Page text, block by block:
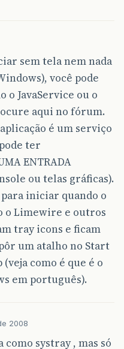
sem tela nem nada
você pode
o JavaService ou o
aqui no fórum.
é um serviço
ter
ENTRADA
ou telas gráficas).
para iniciar quando o
o Limewire e outros
tray icons e ficam
um atalho no Start
como é que é o
em português).
2008
systray , mas só